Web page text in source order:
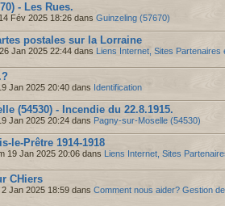
- Les Rues.
Fév 2025 18:26 dans Guinzeling (57670)
postales sur la Lorraine
Jan 2025 22:44 dans Liens Internet, Sites Partenaires
Jan 2025 20:40 dans Identification
(54530) - Incendie du 22.8.1915.
Jan 2025 20:24 dans Pagny-sur-Moselle (54530)
le-Prêtre 1914-1918
19 Jan 2025 20:06 dans Liens Internet, Sites
CHiers
Jan 2025 18:59 dans Comment nous aider? Gestion